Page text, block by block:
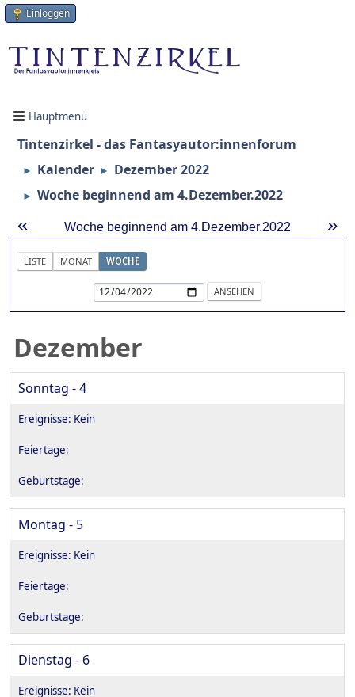
Einloggen
Hauptmenü
Tintenzirkel - das Fantasyautor:innenforum
► Kalender ► Dezember 2022
► Woche beginnend am 4.Dezember.2022
« »
Woche beginnend am 4.Dezember.2022
LISTE MONAT WOCHE
Dezember
Sonntag - 4
Montag - 5
Dienstag - 6